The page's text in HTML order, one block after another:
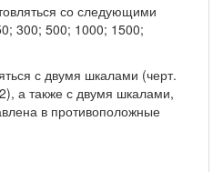
со следующими
300; 500; 1000; 1500;
с двумя шкалами (черт.
а также с двумя шкалами,
в противоположные